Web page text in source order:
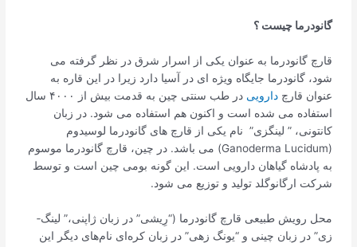
گانودرما چیست ؟
قارچ گانودرما به عنوان یکی از اسرار شرق در نظر گرفته می
شود، گانودرما جایگاه ویژه ای در آسیا دارد زیرا در این قاره به
عنوان قارچدارویی
در طب سنتی چین به قدمت بیش از ۴۰۰۰ سال
استفاده می شده است و اکنون هم استفاده می شود. در زبان
کانتونی، ” لینگزی” نام یکی از قارچ های گانودرما لوسیدوم
(Ganoderma Lucidum) می باشد. در چین، قارچ گانودرما موسوم
به پادشاه گیاهان دارویی است. این گونه بومی چین است و توسط
شرکت ارگانوگلد تولید و توزیع می شود.
محل رویش طبیعی قارچ گانودرما (“رِی­شی” در زبان ژاپنی،” لینگ­
زی” در زبان چینی و “یونگ­ زهی” در زبان کره‌­ای نام‌های دیگر این